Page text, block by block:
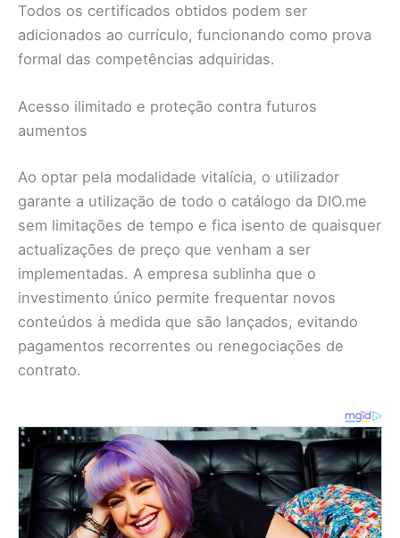
Todos os certificados obtidos podem ser
adicionados ao currículo, funcionando como prova
formal das competências adquiridas.
Acesso ilimitado e proteção contra futuros
aumentos
Ao optar pela modalidade vitalícia, o utilizador
garante a utilização de todo o catálogo da DIO.me
sem limitações de tempo e fica isento de quaisquer
actualizações de preço que venham a ser
implementadas. A empresa sublinha que o
investimento único permite frequentar novos
conteúdos à medida que são lançados, evitando
pagamentos recorrentes ou renegociações de
contrato.